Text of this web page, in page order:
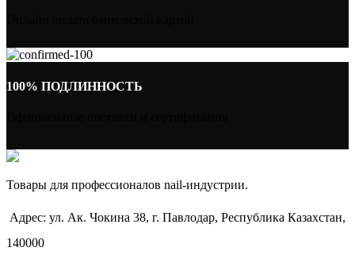
100% ПОДЛИННОСТЬ
Товары для профессионалов nail-индустрии.
Адрес: ул. Ак. Чокина 38, г. Павлодар, Республика Казахстан,
140000